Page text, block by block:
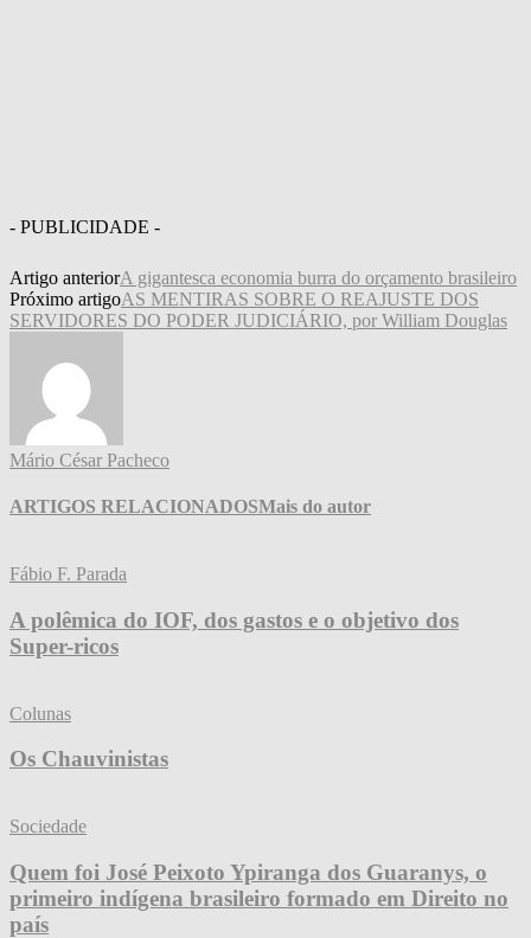
- PUBLICIDADE -
Artigo anteriorA gigantesca economia burra do orçamento brasileiro
Próximo artigoAS MENTIRAS SOBRE O REAJUSTE DOS
SERVIDORES DO PODER JUDICIÁRIO, por William Douglas
Mário César Pacheco
ARTIGOS RELACIONADOSMais do autor
Fábio F. Parada
A polêmica do IOF, dos gastos e o objetivo dos
Super-ricos
Colunas
Os Chauvinistas
Sociedade
Quem foi José Peixoto Ypiranga dos Guaranys, o
primeiro indígena brasileiro formado em Direito no
país